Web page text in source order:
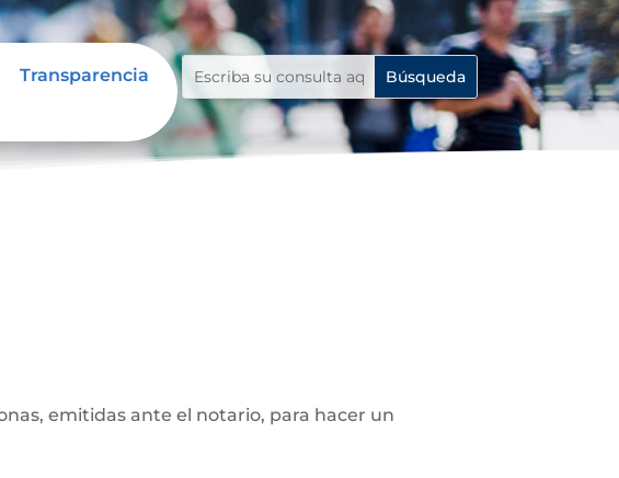
Transparencia
emitidas ante el notario, para hacer un